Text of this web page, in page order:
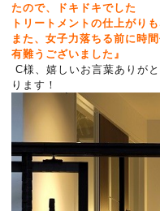
たので、ドキドキでした
トリートメントの仕上がり
また、女子力落ちる前に時間
有難うございました』
C様、嬉しいお言葉ありが
ります！